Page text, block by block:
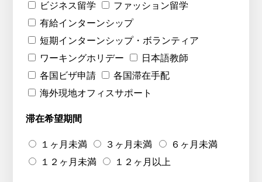
ビジネス留学
ファッション留学
有給インターンシップ
短期インターンシップ・ボランティア
ワーキングホリデー
日本語教師
各国ビザ申請
各国滞在手配
海外現地オフィスサポート
滞在希望期間
１ヶ月未満 ３ヶ月未満
６ヶ月未満
１２ヶ月未満
１２ヶ月以上